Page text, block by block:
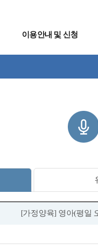
이용안내 및 신청
[가정양육] 영아(평일